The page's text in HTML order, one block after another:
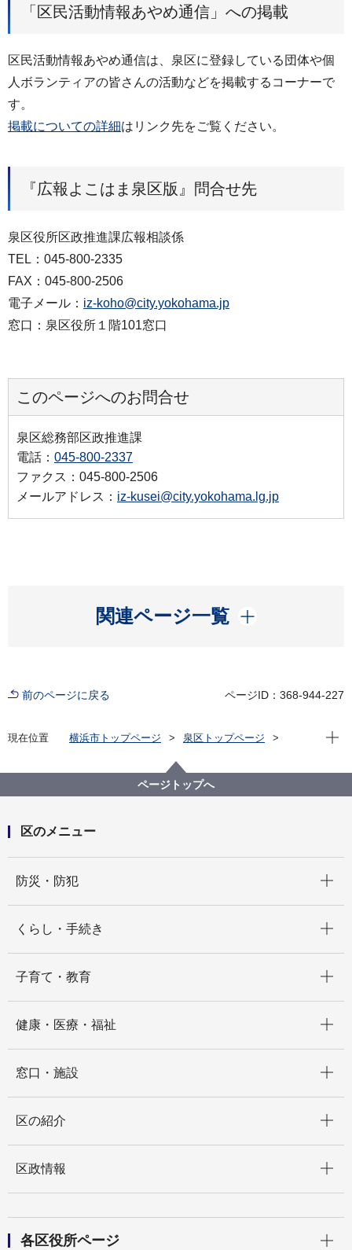
「区民活動情報あやめ通信」への掲載
区民活動情報あやめ通信は、泉区に登録している団体や個
人ボランティアの皆さんの活動などを掲載するコーナーで
す。
掲載についての詳細はリンク先をご覧ください。
『広報よこはま泉区版』問合せ先
泉区役所区政推進課広報相談係
TEL：045-800-2335
FAX：045-800-2506
電子メール： iz-koho@city.yokohama.jp
窓口：泉区役所１階101窓口
このページへのお問合せ
泉区総務部区政推進課
電話： 045-800-2337
ファクス：045-800-2506
メールアドレス： iz-kusei@city.yokohama.lg.jp
関連ページ一覧
開く
前のページに戻る ページID：368-944-227
現在位置 横浜市トップページ
泉区トップページ
2021（令和3）年１０月号
現在
ページトップへ
区のメニュー
防災・防犯
くらし・手続き
子育て・教育
健康・医療・福祉
窓口・施設
区の紹介
区政情報
各区役所ページ